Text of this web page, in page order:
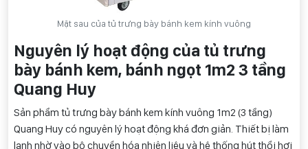
Mặt sau của tủ trưng bày bánh kem kính vuông
Nguyên lý hoạt động của tủ trưng
bày bánh kem, bánh ngọt 1m2 3 tầng
Quang Huy
Sản phẩm tủ trưng bày bánh kem kính vuông 1m2 (3 tầng)
Quang Huy có nguyên lý hoạt động khá đơn giản. Thiết bị làm
lạnh nhờ vào bộ chuyển hóa nhiên liệu và hệ thống hút thổi hơi